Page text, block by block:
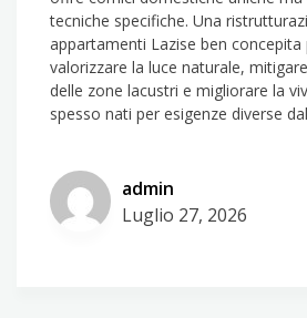
tecniche specifiche. Una
appartamenti Lazise ben
valorizzare la luce naturale,
delle zone lacustri e migliorare la
spesso nati per esigenze diverse
admin
Luglio 27, 2026